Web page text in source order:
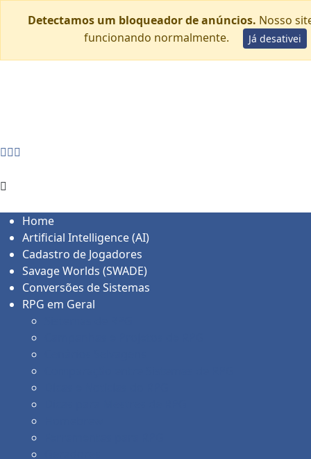
Detectamos um bloqueador de anúncios. Nosso
funcionando normalmente.
Já desativei
Skip
quinta-feira, agosto 6
Home
Artificial Intelligence (AI)
Cadastro de Jogadores
Savage Worlds (SWADE)
Conversões de Sistemas
RPG em Geral